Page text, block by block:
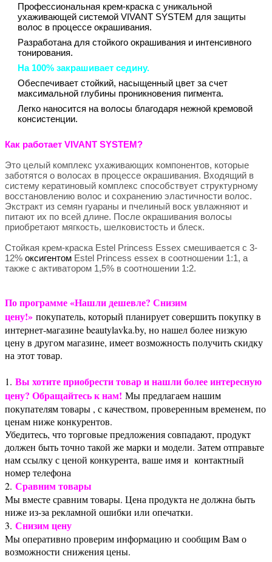
Профессиональная крем-краска с уникальной
ухаживающей системой VIVANT SYSTEM для защиты
волос в процессе окрашивания.
Разработана для стойкого окрашивания и интенсивного
тонирования.
На 100% закрашивает седину.
Обеспечивает стойкий, насыщенный цвет за счет
максимальной глубины проникновения пигмента.
Легко наносится на волосы благодаря нежной кремовой
консистенции.
Как работает VIVANT SYSTEM?
Это целый комплекс ухаживающих компонентов, которые
заботятся о волосах в процессе окрашивания. Входящий в
систему кератиновый комплекс способствует структурному
восстановлению волос и сохранению эластичности волос.
Экстракт из семян гуараны и пчелиный воск увлажняют и
питают их по всей длине. После окрашивания волосы
приобретают мягкость, шелковистость и блеск.
Стойкая крем-краска Estel Princess Essex смешивается с 3-
12% оксигентом Estel Princess essex в соотношении 1:1, а
также с активатором 1,5% в соотношении 1:2.
По программе «Нашли дешевле? Снизим
цену!» покупатель, который планирует совершить покупку в
интернет-магазине beautylavka.by, но нашел более низкую
цену в другом магазине, имеет возможность получить скидку
на этот товар.
1. Вы хотите приобрести товар и нашли более интересную
цену? Обращайтесь к нам! Мы предлагаем нашим
покупателям товары , с качеством, проверенным временем, по
ценам ниже конкурентов.
Убедитесь, что торговые предложения совпадают, продукт
должен быть точно такой же марки и модели. Затем отправьте
нам ссылку с ценой конкурента, ваше имя и контактный
номер телефона
2. Сравним товары
Мы вместе сравним товары. Цена продукта не должна быть
ниже из-за рекламной ошибки или опечатки.
3. Снизим цену
Мы оперативно проверим информацию и сообщим Вам о
возможности снижения цены.